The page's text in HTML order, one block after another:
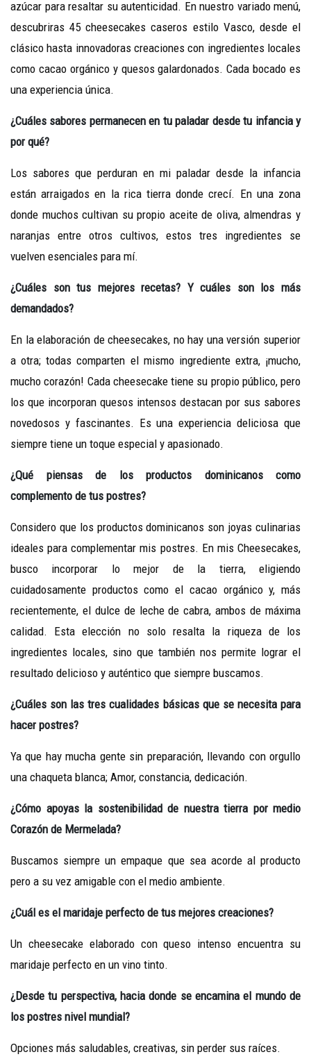
azúcar para resaltar su autenticidad. En nuestro variado menú,
descubriras 45 cheesecakes caseros estilo Vasco, desde el
clásico hasta innovadoras creaciones con ingredientes locales
como cacao orgánico y quesos galardonados. Cada bocado es
una experiencia única.
¿Cuáles sabores permanecenen tu paladar desdetu infancia y
por qué?
Los sabores que perduran en mi paladar desde la infancia
están arraigados en la rica tierra donde crecí. En una zona
donde muchos cultivan su propio aceite de oliva, almendras y
naranjas entre otros cultivos, estos tres ingredientes se
vuelven esenciales para mí.
¿Cuáles son tus mejoresrecetas? Ycuáles son losmás
demandados?
En la elaboración de cheesecakes, no hay una versión superior
a otra; todas comparten el mismo ingrediente extra, ¡mucho,
mucho corazón! Cada cheesecake tiene su propio público, pero
los que incorporan quesos intensos destacan por sus sabores
novedosos y fascinantes. Es una experiencia deliciosa que
siempre tiene un toque especial y apasionado.
¿Qué piensas de los productos dominicanos como
complemento de tus postres?
Considero que los productos dominicanos son joyas culinarias
ideales para complementar mis postres. En mis Cheesecakes,
busco incorporar lo mejor de la tierra, eligiendo
cuidadosamente productos como el cacao orgánico y, más
recientemente, el dulce de leche de cabra, ambos de máxima
calidad. Esta elección no solo resalta la riqueza de los
ingredientes locales, sino que también nos permite lograr el
resultado delicioso y auténtico que siempre buscamos.
¿Cuáles son lastres cualidades básicas que se necesitapara
hacer postres?
Ya que hay mucha gente sin preparación, llevando con orgullo
una chaqueta blanca; Amor, constancia, dedicación.
¿Cómo apoyas la sostenibilidad de nuestra tierra por medio
Corazón de Mermelada?
Buscamos siempre un empaque que sea acorde al producto
pero a su vez amigable con el medio ambiente.
¿Cuál es el maridaje perfecto de tus mejores creaciones?
Un cheesecake elaborado con queso intenso encuentra su
maridaje perfecto en un vino tinto.
¿Desdetu perspectiva,haciadonde seencaminael mundo de
los postres nivel mundial?
Opciones más saludables, creativas, sin perder sus raíces.